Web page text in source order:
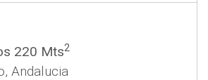
220 Mts2
Andalucia